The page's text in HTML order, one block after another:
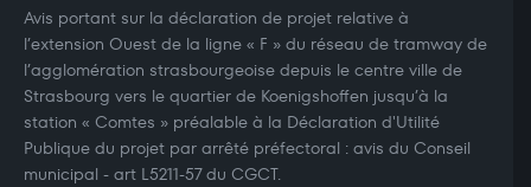
Avis portant sur la déclaration de projet relative à
l’extension Ouest de la ligne « F » du réseau de tramway de
l’agglomération strasbourgeoise depuis le centre ville de
Strasbourg vers le quartier de Koenigshoffen jusqu’à la
station « Comtes » préalable à la Déclaration d'Utilité
Publique du projet par arrêté préfectoral : avis du Conseil
municipal - art L5211-57 du CGCT.